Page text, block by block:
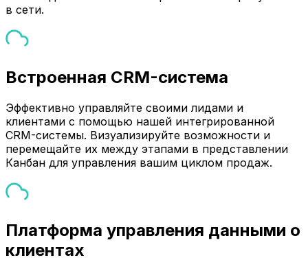
в сети.
Встроенная CRM-система
Эффективно управляйте своими лидами и
клиентами с помощью нашей интегрированной
CRM-системы. Визуализируйте возможности и
перемещайте их между этапами в представлении
Канбан для управления вашим циклом продаж.
Платформа управления данными о
клиентах